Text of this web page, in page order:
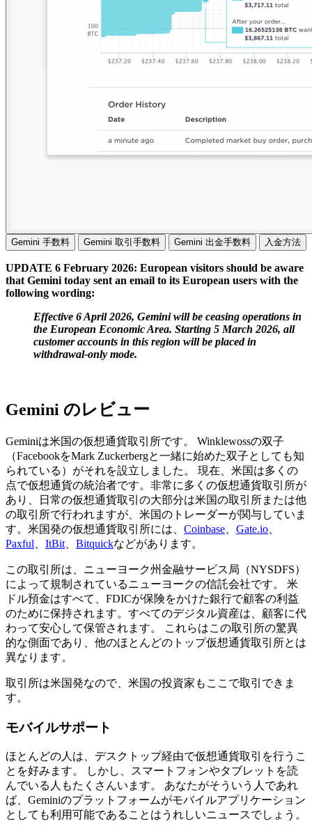
Gemini 手数料 Gemini 取引手数料 Gemini 出金手数料 入金方法
UPDATE 6 February 2026: European visitors should be aware
that Gemini today sent an email to its European users with the
following wording:
Effective 6 April 2026, Gemini will be ceasing operations in
the European Economic Area. Starting 5 March 2026, all
customer accounts in this region will be placed in
withdrawal-only mode.
Gemini のレビュー
Geminiは米国の仮想通貨取引所です。 Winklewossの双子
（FacebookをMark Zuckerbergと一緒に始めた双子としても知
られている）がそれを設立しました。 現在、米国は多くの
点で仮想通貨の統治者です。非常に多くの仮想通貨取引所が
あり、日常の仮想通貨取引の大部分は米国の取引所または他
の取引所で行われますが、米国のトレーダーが関与していま
す。米国発の仮想通貨取引所には、 Coinbase Gate.io
Paxful
ItBit Bitquickなどがあります。
この取引所は、ニューヨーク州金融サービス局（NYSDFS）
によって規制されているニューヨークの信託会社です。 米
ドル預金はすべて、FDICが保険をかけた銀行で顧客の利益
のために保持されます。すべてのデジタル資産は、顧客に代
わって安心して保管されます。 これらはこの取引所の驚異
的な側面であり、他のほとんどのトップ仮想通貨取引所とは
異なります。
取引所は米国発なので、米国の投資家もここで取引できま
す。
モバイルサポート
ほとんどの人は、デスクトップ経由で仮想通貨取引を行うこ
とを好みます。 しかし、スマートフォンやタブレットを読
んでいる人もたくさんいます。 あなたがそういう人であれ
ば、Geminiのプラットフォームがモバイルアプリケーション
としても利用可能であることはうれしいニュースでしょう。